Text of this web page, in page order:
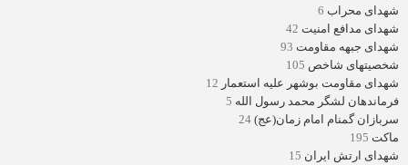
شهدای محراب 6
شهدای مدافع امنیت 42
شهدای جبهه مقاومت 93
شخصیتهای شاخص 105
شهدای مقاومت بوشهر علیه استعمار 12
فرماندهان لشگر محمد رسول الله 5
سربازان گمنام امام زمان(عج) 24
ماکت 195
شهدای ارتش ایران 15